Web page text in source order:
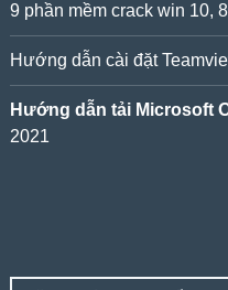
9 phần mềm crack win 10,
Hướng dẫn cài đặt
Hướng dẫn tải Microsoft
2021